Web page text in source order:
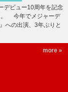
デビュー10周年を記念
。 今年でメジャーデ
への出演、3年ぶりと
more »